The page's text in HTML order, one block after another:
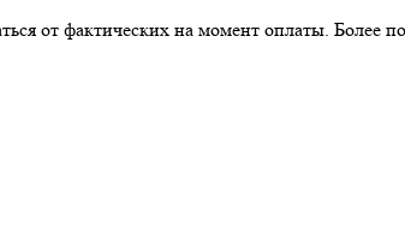
от фактических на момент оплаты.